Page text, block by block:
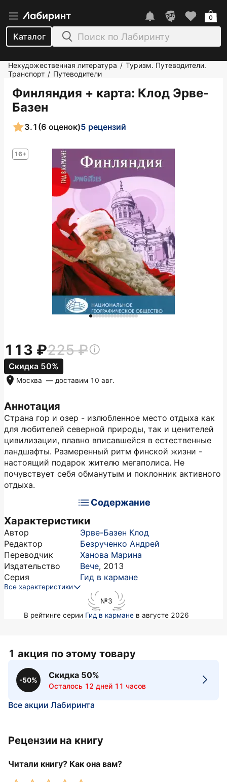
Каталог
0
Нехудожественная литература / Туризм. Путеводители.
Транспорт / Путеводители
Финляндия + карта: Клод Эрве-
Базен
16+
3.1 (6 оценок)5 рецензий
Аннотация
Страна гор и озер - излюбленное место отдыха как
для любителей северной природы, так и ценителей
цивилизации, плавно вписавшейся в естественные
ландшафты. Размеренный ритм финской жизни -
настоящий подарок жителю мегаполиса. Не
почувствует себя обманутым и поклонник активного
отдыха.
Содержание
Характеристики
Автор
Эрве-Базен Клод
Редактор
Безрученко Андрей
Переводчик
Ханова Марина
Издательство
Вече, 2013
Серия
Гид в кармане
Все характеристики
№3
в рейтинге серии Гид в карманев августе 2026
113 225
Скидка 50%
Москва — доставим 10 авг.
1 акция по этому товару
-50%
Скидка 50%
Осталось 12 дней 11 часов
Все акции Лабиринта
Рецензии на книгу
Читали книгу? Как она вам?